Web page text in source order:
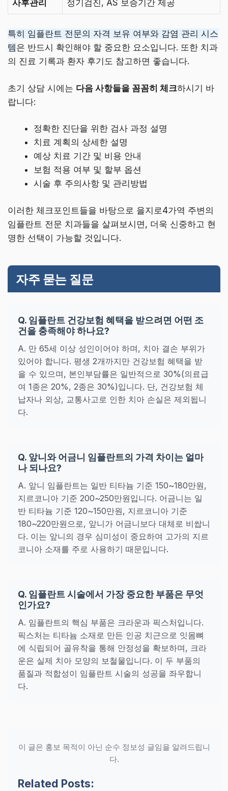
사후관리 정기검진, AS 보증기간 제공
특히 임플란트 전문의 자격 보유 여부와 감염 관리 시스
템은 반드시 확인해야 할 중요한 요소입니다. 또한 치과
의 진료 기록과 환자 후기도 참고하면 좋습니다.
초기 상담 시에는 다음 사항들을 꼼꼼히 체크하시기 바
랍니다:
정확한 진단을 위한 검사 과정 설명
치료 계획의 상세한 설명
예상 치료 기간 및 비용 안내
보험 적용 여부 및 할부 옵션
시술 후 주의사항 및 관리방법
이러한 체크포인트들을 바탕으로 을지로4가역 주변의
임플란트 전문 치과들을 살펴보시면, 더욱 신중하고 현
명한 선택이 가능할 것입니다.
자주 묻는 질문
Q. 임플란트 건강보험 혜택을 받으려면 어떤 조
건을 충족해야 하나요?
A. 만 65세 이상 성인이어야 하며, 치아 결손 부위가
있어야 합니다. 평생 2개까지만 건강보험 혜택을 받
을 수 있으며, 본인부담률은 일반적으로 30%(의료급
여 1종은 20%, 2종은 30%)입니다. 단, 건강보험 체
납자나 외상, 교통사고로 인한 치아 손실은 제외됩니
다.
Q. 앞니와 어금니 임플란트의 가격 차이는 얼마
나 되나요?
A. 앞니 임플란트는 일반 티타늄 기준 150~180만원,
지르코니아 기준 200~250만원입니다. 어금니는 일
반 티타늄 기준 120~150만원, 지르코니아 기준
180~220만원으로, 앞니가 어금니보다 대체로 비쌉니
다. 이는 앞니의 경우 심미성이 중요하여 고가의 지르
코니아 소재를 주로 사용하기 때문입니다.
Q. 임플란트 시술에서 가장 중요한 부품은 무엇
인가요?
A. 임플란트의 핵심 부품은 크라운과 픽스처입니다.
픽스처는 티타늄 소재로 만든 인공 치근으로 잇몸뼈
에 식립되어 골유착을 통해 안정성을 확보하며, 크라
운은 실제 치아 모양의 보철물입니다. 이 두 부품의
품질과 적합성이 임플란트 시술의 성공을 좌우합니
다.
이 글은 홍보 목적이 아닌 순수 정보성 글임을 알려드립니
다.
Related Posts: